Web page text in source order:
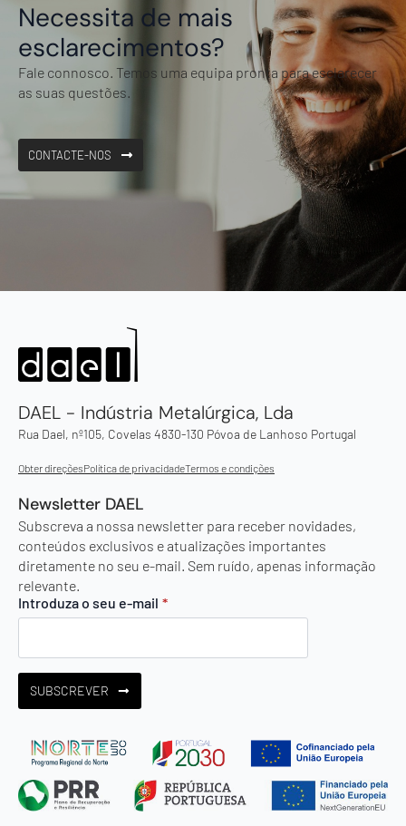
Necessita de mais
esclarecimentos?
Fale connosco. Temos uma equipa pronta para esclarecer
as suas questões.
CONTACTE-NOS
DAEL - Indústria Metalúrgica, Lda
Rua Dael, nº105, Covelas 4830-130 Póvoa de Lanhoso Portugal
Obter direçõesPolítica de privacidadeTermos e condições
Newsletter DAEL
Subscreva a nossa newsletter para receber novidades,
conteúdos exclusivos e atualizações importantes
diretamente no seu e-mail. Sem ruído, apenas informação
relevante.
Introduza o seu e-mail *
SUBSCREVER